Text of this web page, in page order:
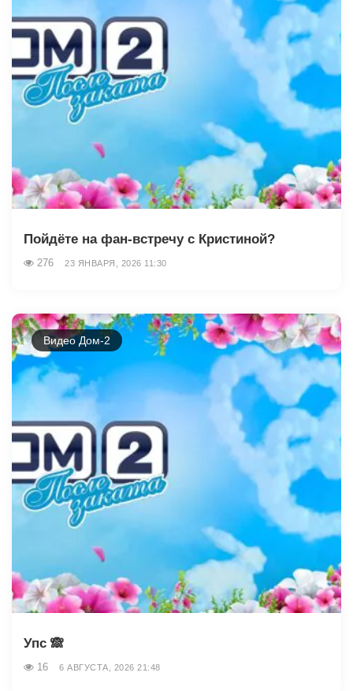
Пойдёте на фан-встречу с Кристиной?
276 23 ЯНВАРЯ, 2026 11:30
Видео Дом-2
Упс 🙈
16 6 АВГУСТА, 2026 21:48